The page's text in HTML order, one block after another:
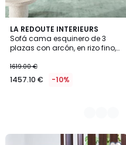
LA REDOUTE INTERIEURS
Sofá cama esquinero de 3
plazas con arcón, en rizo fino,
1619.00 €
1457.10 € -10%
3
Colores